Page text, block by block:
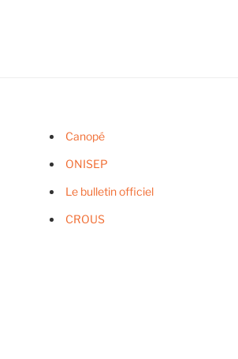
Canopé
ONISEP
Le bulletin officiel
CROUS